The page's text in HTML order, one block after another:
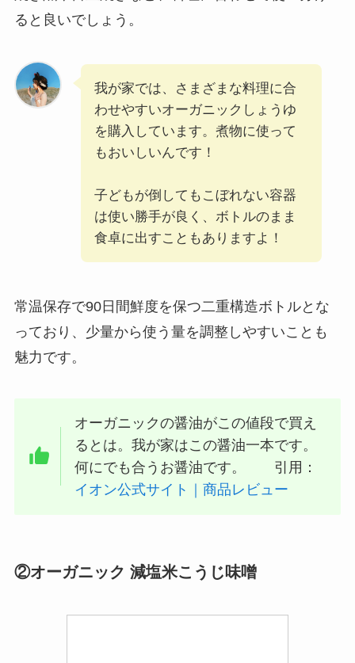
ると良いでしょう。
我が家では、さまざまな料理に合
わせやすいオーガニックしょうゆ
を購入しています。煮物に使って
もおいしいんです！
子どもが倒してもこぼれない容器
は使い勝手が良く、ボトルのまま
食卓に出すこともありますよ！
常温保存で90日間鮮度を保つ二重構造ボトルとな
っており、少量から使う量を調整しやすいことも
魅力です。
オーガニックの醤油がこの値段で買え
るとは。我が家はこの醤油一本です。
何にでも合うお醤油です。 引用：
イオン公式サイト｜商品レビュー
②オーガニック 減塩米こうじ味噌